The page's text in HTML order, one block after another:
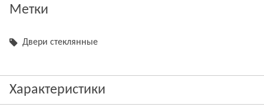
Метки
Двери стеклянные
Характеристики